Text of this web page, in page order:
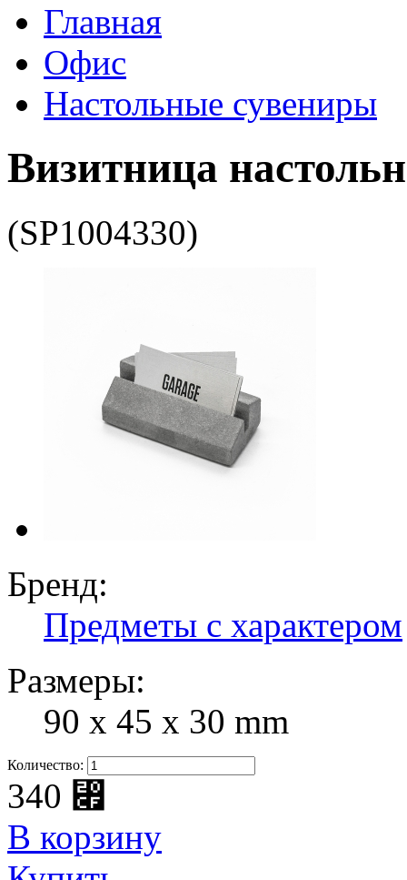
Главная
Офис
Настольные сувениры
Визитница
(SP1004330)
Бренд:
Предметы с характером
Размеры:
90 x 45 x 30 mm
Количество:
340 ⃏
В корзину